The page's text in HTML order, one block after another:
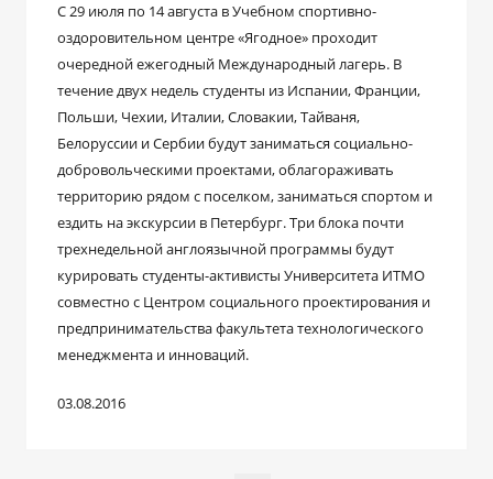
С 29 июля по 14 августа в Учебном спортивно-
оздоровительном центре «Ягодное» проходит
очередной ежегодный Международный лагерь. В
течение двух недель студенты из Испании, Франции,
Польши, Чехии, Италии, Словакии, Тайваня,
Белоруссии и Сербии будут заниматься социально-
добровольческими проектами, облагораживать
территорию рядом с поселком, заниматься спортом и
ездить на экскурсии в Петербург. Три блока почти
трехнедельной англоязычной программы будут
курировать студенты-активисты Университета ИТМО
совместно с Центром социального проектирования и
предпринимательства факультета технологического
менеджмента и инноваций.
03.08.2016